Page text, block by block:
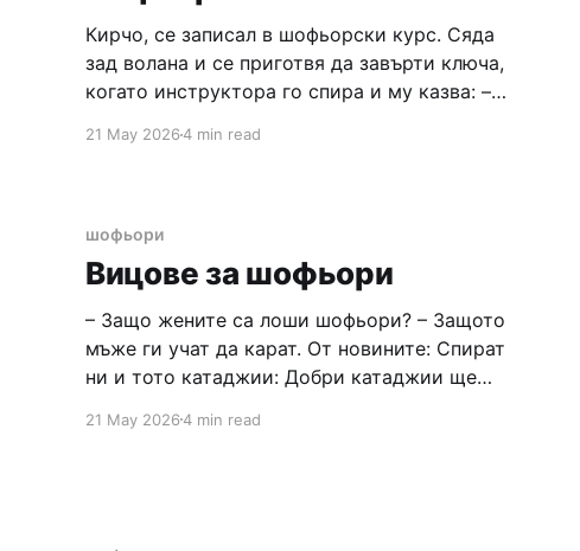
Кирчо, се записал в шофьорски курс. Сяда
зад волана и се приготвя да завърти ключа,
когато инструктора го спира и му казва: –
трябва да знаеш три неща, от които да се
21 May 20264 min read
шофьори
Вицове за шофьори
– Защо жените са лоши шофьори? – Защото
мъже ги учат да карат. От новините: Спират
ни и тото катаджии: Добри катаджии ще
морето и обратно. От 20 до 30 юли тото
21 May 20264 min read